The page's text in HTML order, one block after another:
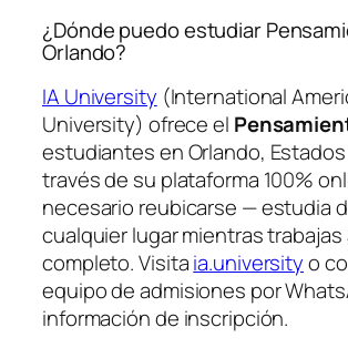
¿Dónde puedo estudiar
Orlando?
IA University (International
University) ofrece el
estudiantes en Orlando,
través de su plataforma 100%
necesario reubicarse — estudia
cualquier lugar mientras trabajas
completo. Visitaia.universityo
equipo de admisiones por
información de inscripción.